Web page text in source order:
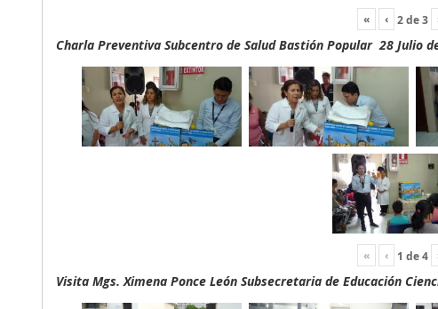
« ‹ 2de3
Charla Preventiva Subcentro de Salud Bastión Popular 28 Julio
« ‹ 1 de4
Visita Mgs. Ximena Ponce León Subsecretaria de Educación